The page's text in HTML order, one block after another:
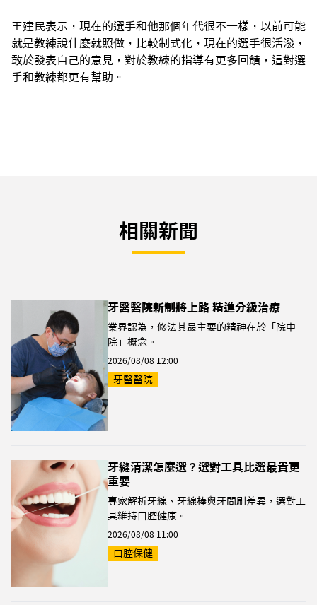
王建民表示，現在的選手和他那個年代很不一樣，以前可能
就是教練說什麼就照做，比較制式化，現在的選手很活潑，
敢於發表自己的意見，對於教練的指導有更多回饋，這對選
手和教練都更有幫助。
相關新聞
牙醫醫院新制將上路 精進分級治療
業界認為，修法其最主要的精神在於「院中
院」概念。
2026/08/08 12:00
牙醫醫院
牙縫清潔怎麼選？選對工具比選最貴更
重要
專家解析牙線、牙線棒與牙間刷差異，選對工
具維持口腔健康。
2026/08/08 11:00
口腔保健